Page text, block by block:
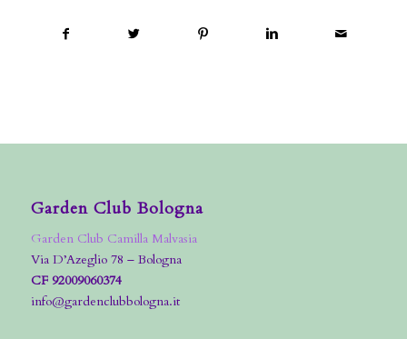
Garden Club Bologna
Garden Club Camilla Malvasia
Via D’Azeglio 78 – Bologna
CF 92009060374
info@gardenclubbologna.it